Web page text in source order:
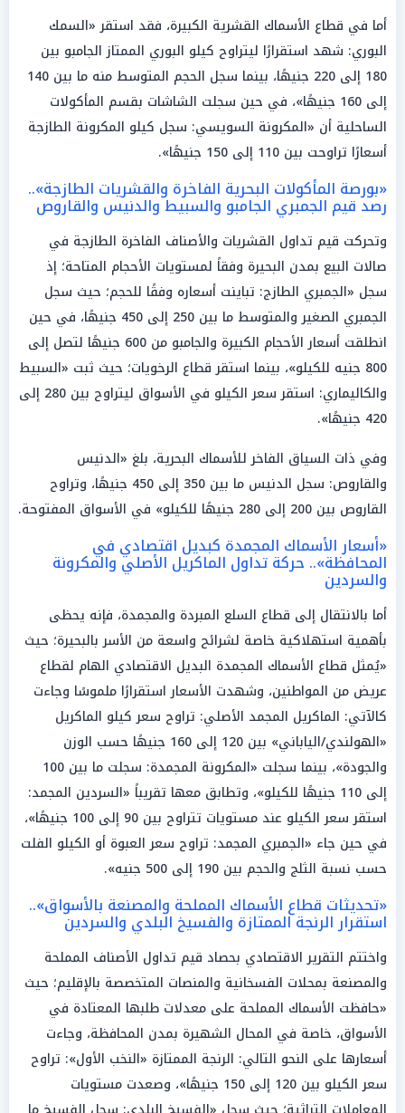
أما في قطاع الأسماك القشرية الكبيرة، فقد استقر «السمك
البوري: شهد استقرارًا ليتراوح كيلو البوري الممتاز الجامبو بين
180 إلى 220 جنيهًا، بينما سجل الحجم المتوسط منه ما بين 140
إلى 160 جنيهًا»، في حين سجلت الشاشات بقسم المأكولات
الساحلية أن «المكرونة السويسي: سجل كيلو المكرونة الطازجة
أسعارًا تراوحت بين 110 إلى 150 جنيهًا».
«بورصة المأكولات البحرية الفاخرة والقشريات الطازجة»..
رصد قيم الجمبري الجامبو والسبيط والدنيس والقاروص
وتحركت قيم تداول القشريات والأصناف الفاخرة الطازجة في
صالات البيع بمدن البحيرة وفقاً لمستويات الأحجام المتاحة؛ إذ
سجل «الجمبري الطازج: تباينت أسعاره وفقًا للحجم؛ حيث سجل
الجمبري الصغير والمتوسط ما بين 250 إلى 450 جنيهًا، في حين
انطلقت أسعار الأحجام الكبيرة والجامبو من 600 جنيهًا لتصل إلى
800 جنيه للكيلو»، بينما استقر قطاع الرخويات؛ حيث ثبت «السبيط
والكاليماري: استقر سعر الكيلو في الأسواق ليتراوح بين 280 إلى
420 جنيهًا».
وفي ذات السياق الفاخر للأسماك البحرية، بلغ «الدنيس
والقاروص: سجل الدنيس ما بين 350 إلى 450 جنيهًا، وتراوح
القاروص بين 200 إلى 280 جنيهًا للكيلو» في الأسواق المفتوحة.
«أسعار الأسماك المجمدة كبديل اقتصادي في
المحافظة».. حركة تداول الماكريل الأصلي والمكرونة
والسردين
أما بالانتقال إلى قطاع السلع المبردة والمجمدة، فإنه يحظى
بأهمية استهلاكية خاصة لشرائح واسعة من الأسر بالبحيرة؛ حيث
«يُمثل قطاع الأسماك المجمدة البديل الاقتصادي الهام لقطاع
عريض من المواطنين، وشهدت الأسعار استقرارًا ملموسًا وجاءت
كالآتي: الماكريل المجمد الأصلي: تراوح سعر كيلو الماكريل
«الهولندي/الياباني» بين 120 إلى 160 جنيهًا حسب الوزن
والجودة»، بينما سجلت «المكرونة المجمدة: سجلت ما بين 100
إلى 110 جنيهًا للكيلو»، وتطابق معها تقريباً «السردين المجمد:
استقر سعر الكيلو عند مستويات تتراوح بين 90 إلى 100 جنيهًا»،
في حين جاء «الجمبري المجمد: تراوح سعر العبوة أو الكيلو الفلت
حسب نسبة الثلج والحجم بين 190 إلى 500 جنيه».
«تحديثات قطاع الأسماك المملحة والمصنعة بالأسواق»..
استقرار الرنجة الممتازة والفسيخ البلدي والسردين
واختتم التقرير الاقتصادي بحصاد قيم تداول الأصناف المملحة
والمصنعة بمحلات الفسخانية والمنصات المتخصصة بالإقليم؛ حيث
«حافظت الأسماك المملحة على معدلات طلبها المعتادة في
الأسواق، خاصة في المحال الشهيرة بمدن المحافظة، وجاءت
أسعارها على النحو التالي: الرنجة الممتازة «النخب الأول»: تراوح
سعر الكيلو بين 120 إلى 150 جنيهًا»، وصعدت مستويات